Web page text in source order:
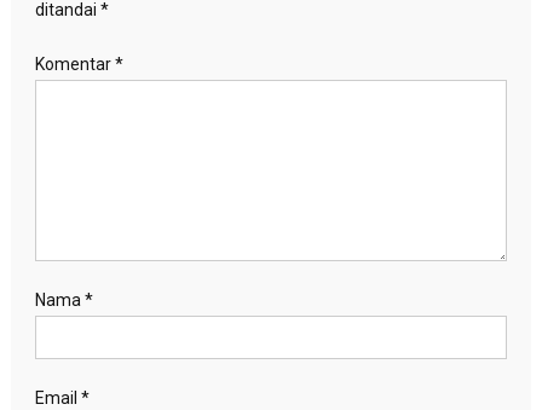
ditandai *
Komentar*
Nama *
Email *